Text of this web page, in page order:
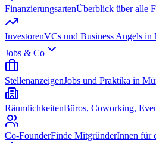
FinanzierungsartenÜberblick über alle
InvestorenVCs und Business Angels in
Jobs & Co
StellenanzeigenJobs und Praktika in
RäumlichkeitenBüros, Coworking,
Co-FounderFinde MitgründerInnen für